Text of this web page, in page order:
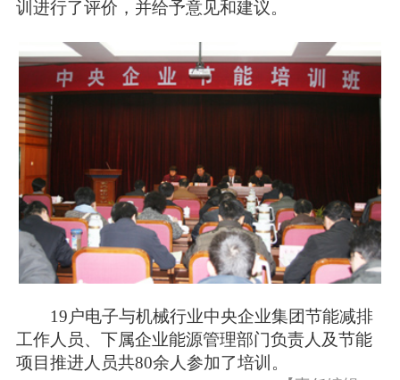
训进行了评价，并给予意见和建议。
19户电子与机械行业中央企业集团节能减排
工作人员、下属企业能源管理部门负责人及节能
项目推进人员共80余人参加了培训。